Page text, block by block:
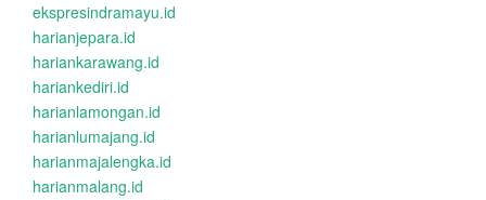
ekspresindramayu.id
harianjepara.id
hariankarawang.id
hariankediri.id
harianlamongan.id
harianlumajang.id
harianmajalengka.id
harianmalang.id